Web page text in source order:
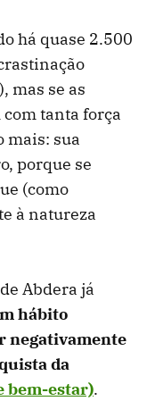
há quase 2.500
mas se as
tanta força
mais: sua
porque se
(como
à natureza
Abdera já
hábito
negativamente
da
bem-estar).